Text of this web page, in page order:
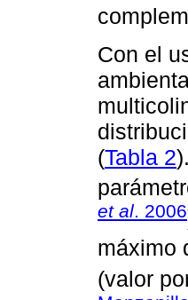
Con el
(Tabla 2
et al. 2006
máximo
(valor